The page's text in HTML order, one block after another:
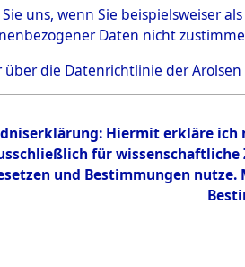
Sie uns, wenn Sie beispielsweiser
Daten nicht
die Datenrichtlinie der Arolsen
Hiermit erkläre ich
für
und Bestimmungen